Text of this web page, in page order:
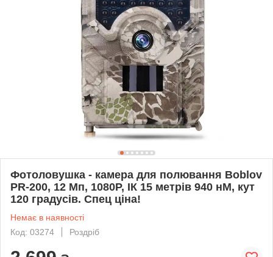
Фотоловушка - камера для полювання Boblov
PR-200, 12 Мп, 1080P, ІК 15 метрів 940 нМ, кут
120 градусів. Спец ціна!
Немає в наявності
Код: 03274
Роздріб